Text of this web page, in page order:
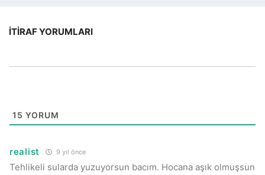
İTIRAF YORUMLARI
15 YORUM
realist 9 yıl önce
Tehlikeli sularda yuzuyorsun bacım. Hocana aşık olmuşsun